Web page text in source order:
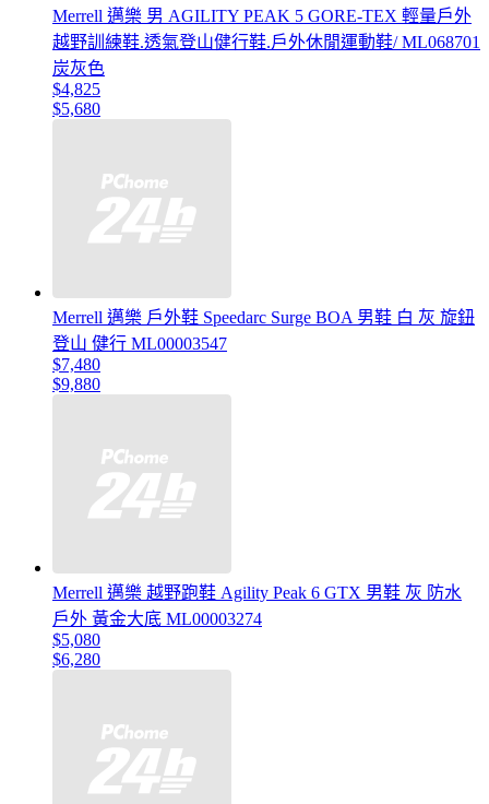
Merrell 邁樂 男 AGILITY PEAK 5 GORE-TEX 輕量戶外
越野訓練鞋.透氣登山健行鞋.戶外休閒運動鞋/ ML068701
炭灰色
$4,825
$5,680
Merrell 邁樂 戶外鞋 Speedarc Surge BOA 男鞋 白 灰 旋鈕
登山 健行 ML00003547
$7,480
$9,880
Merrell 邁樂 越野跑鞋 Agility Peak 6 GTX 男鞋 灰 防水
戶外 黃金大底 ML00003274
$5,080
$6,280